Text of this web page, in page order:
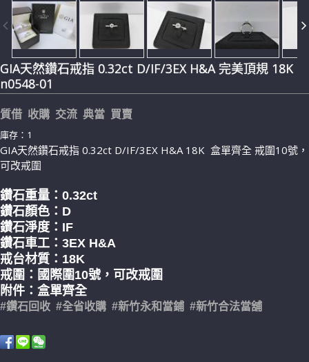
GIA天然鑽石戒指 0.32ct D/IF/3EX H&A 完美頂規 18K
n0548-01
質借 收購 交流 典當 買賣
庫存：1
GIA天然鑽石戒指 0.32ct D/IF/3EX H&A 18K 盒單齊全 戒圍10號，
可改戒圍
鑽石重量：0.32ct
鑽石顏色：D
鑽石淨度：IF
鑽石車工：3EX H&A
戒台材質：18K
戒圍：國際圍10號，可改戒圍
附件：盒單齊全
#鑽石回收 #全省收購 #新竹永和當鋪 #新竹合法當舖